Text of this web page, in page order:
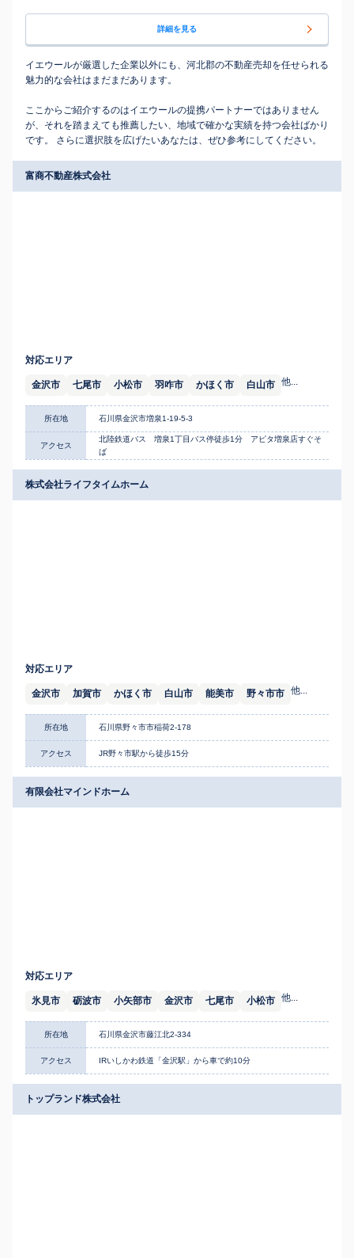
詳細を見る
イエウールが厳選した企業以外にも、河北郡の不動産売却を任せられる
魅力的な会社はまだまだあります。
ここからご紹介するのはイエウールの提携パートナーではありません
が、それを踏まえても推薦したい、地域で確かな実績を持つ会社ばかり
です。 さらに選択肢を広げたいあなたは、ぜひ参考にしてください。
富商不動産株式会社
対応エリア
金沢市 七尾市 小松市 羽咋市 かほく市 白山市 他...
所在地 石川県金沢市増泉1-19-5-3
アクセス
北陸鉄道バス 増泉1丁目バス停徒歩1分 アピタ増泉店すぐそ
ば
株式会社ライフタイムホーム
対応エリア
金沢市 加賀市 かほく市 白山市 能美市 野々市市 他...
所在地 石川県野々市市稲荷2-178
アクセス JR野々市駅から徒歩15分
有限会社マインドホーム
対応エリア
氷見市 砺波市 小矢部市 金沢市 七尾市 小松市 他...
所在地 石川県金沢市藤江北2-334
アクセス IRいしかわ鉄道「金沢駅」から車で約10分
トップランド株式会社